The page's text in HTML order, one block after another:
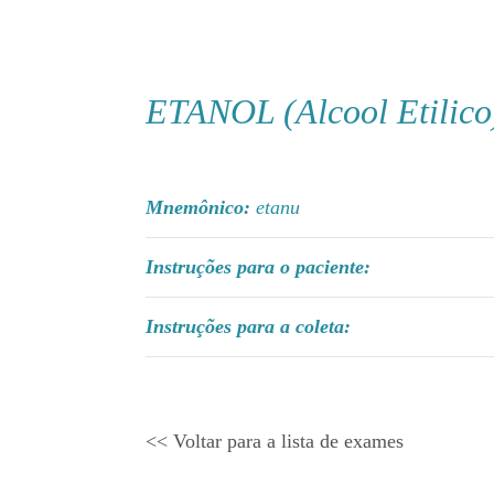
ETANOL (Alcool
Mnemônico: etanu
Instruções para o paciente:
Instruções para a coleta:
<< Voltar para a lista de exames